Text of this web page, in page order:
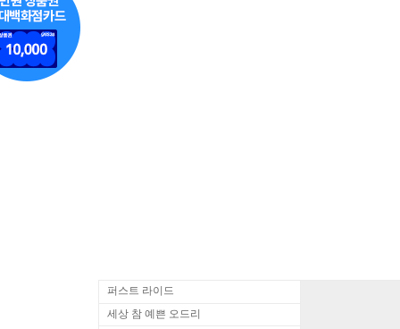
퍼스트 라이드
세상 참 예쁜 오드리